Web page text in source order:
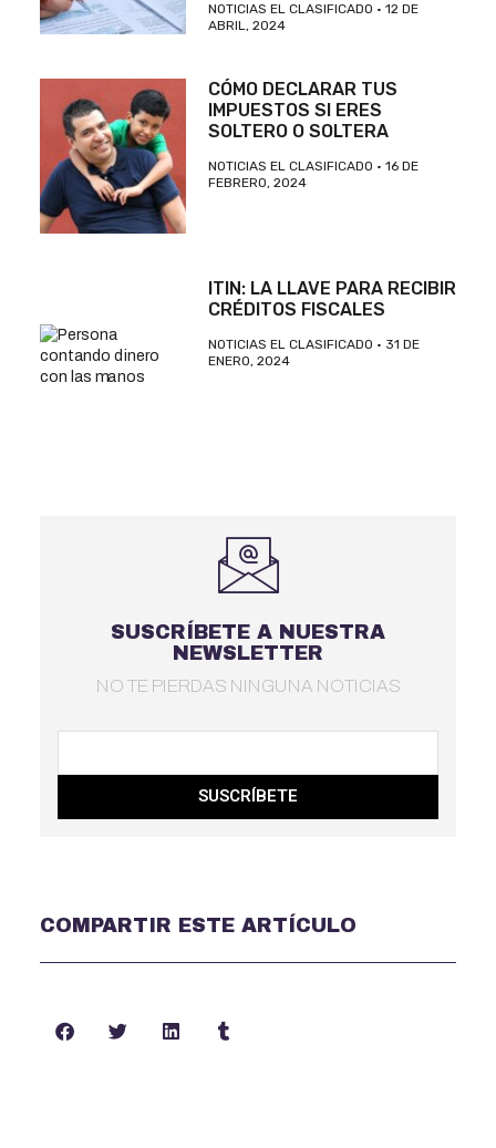
NOTICIAS EL CLASIFICADO
12 DE
ABRIL, 2024
CÓMO DECLARAR TUS
IMPUESTOS SI ERES
SOLTERO O SOLTERA
NOTICIAS EL CLASIFICADO
16 DE
FEBRERO, 2024
ITIN: LA LLAVE PARA RECIBIR
CRÉDITOS FISCALES
NOTICIAS EL CLASIFICADO
31 DE
ENERO, 2024
SUSCRÍBETE A NUESTRA
NEWSLETTER
NO TE PIERDAS NINGUNA NOTICIAS
SUSCRÍBETE
COMPARTIR ESTE ARTÍCULO